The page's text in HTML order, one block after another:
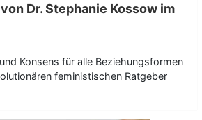
Dr. Stephanie Kossow im
Konsens für alle Beziehungsformen
feministischen Ratgeber